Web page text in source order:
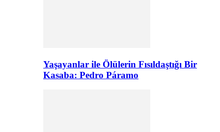
Yaşayanlar ile Ölülerin Fısıldaştığı Bir
Kasaba: Pedro Páramo